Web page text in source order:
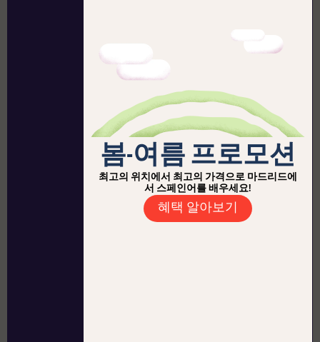
봄-여름 프로모션
최고의 위치에서 최고의 가격으로 마드리드에
서 스페인어를 배우세요!
혜택 알아보기